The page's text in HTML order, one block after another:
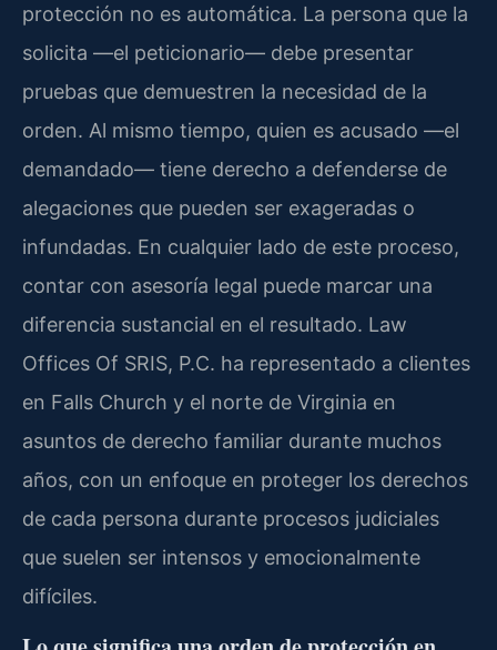
protección no es automática. La persona que la
solicita —el peticionario— debe presentar
pruebas que demuestren la necesidad de la
orden. Al mismo tiempo, quien es acusado —el
demandado— tiene derecho a defenderse de
alegaciones que pueden ser exageradas o
infundadas. En cualquier lado de este proceso,
contar con asesoría legal puede marcar una
diferencia sustancial en el resultado. Law
Offices Of SRIS, P.C. ha representado a clientes
en Falls Church y el norte de Virginia en
asuntos de derecho familiar durante muchos
años, con un enfoque en proteger los derechos
de cada persona durante procesos judiciales
que suelen ser intensos y emocionalmente
difíciles.